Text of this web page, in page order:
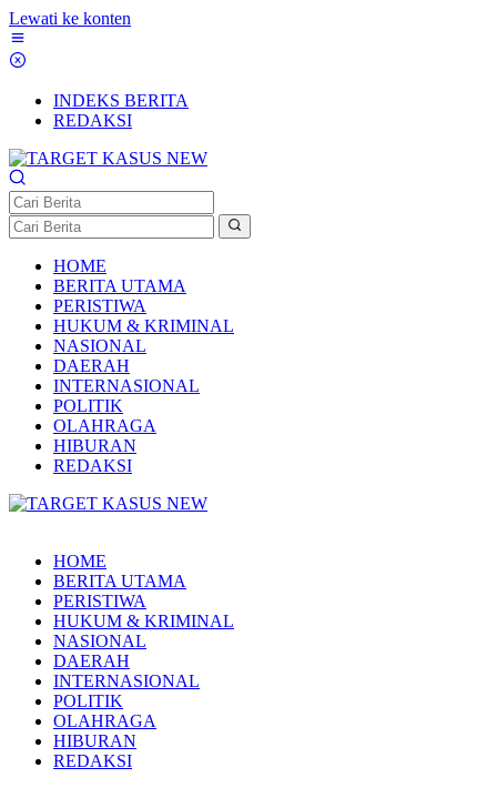
Lewati ke konten
INDEKS BERITA
REDAKSI
HOME
BERITA UTAMA
PERISTIWA
HUKUM & KRIMINAL
NASIONAL
DAERAH
INTERNASIONAL
POLITIK
OLAHRAGA
HIBURAN
REDAKSI
HOME
BERITA UTAMA
PERISTIWA
HUKUM & KRIMINAL
NASIONAL
DAERAH
INTERNASIONAL
POLITIK
OLAHRAGA
HIBURAN
REDAKSI